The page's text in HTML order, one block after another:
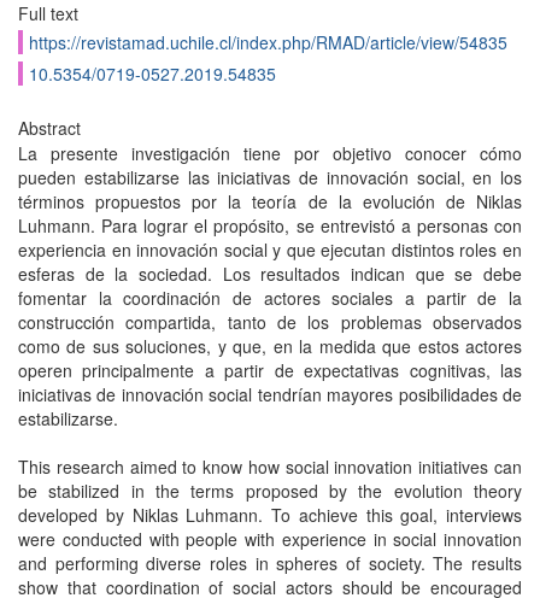
Full text
https://revistamad.uchile.cl/index.php/RMAD/article/view/54835
10.5354/0719-0527.2019.54835
Abstract
La presente investigación tiene por objetivo conocer cómo
pueden estabilizarse las iniciativas de innovación social, en los
términos propuestos por la teoría de la evolución de Niklas
Luhmann. Para lograr el propósito, se entrevistó a personas con
experiencia en innovación social y que ejecutan distintos roles en
esferas de la sociedad. Los resultados indican que se debe
fomentar la coordinación de actores sociales a partir de la
construcción compartida, tanto de los problemas observados
como de sus soluciones, y que, en la medida que estos actores
operen principalmente a partir de expectativas cognitivas, las
iniciativas de innovación social tendrían mayores posibilidades de
estabilizarse.
This research aimed to know how social innovation initiatives can
be stabilized in the terms proposed by the evolution theory
developed by Niklas Luhmann. To achieve this goal, interviews
were conducted with people with experience in social innovation
and performing diverse roles in spheres of society. The results
show that coordination of social actors should be encouraged